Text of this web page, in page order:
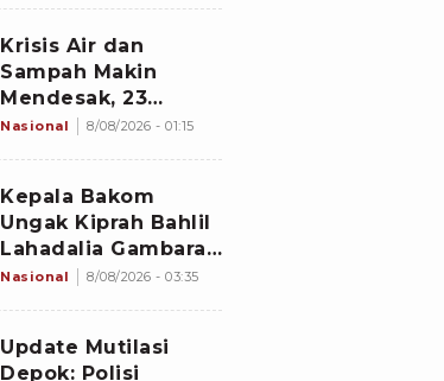
Krisis Air dan
Sampah Makin
Mendesak, 23
Negara Berkumpul
Nasional 8/08/2026 - 01:15
Kepala Bakom
Ungak Kiprah Bahlil
Lahadalia Gambaran
'Indonesia Dream'
Nasional 8/08/2026 - 03:35
Update Mutilasi
Depok: Polisi